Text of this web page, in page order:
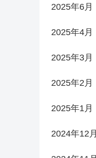
2025年6月
2025年4月
2025年3月
2025年2月
2025年1月
2024年12月